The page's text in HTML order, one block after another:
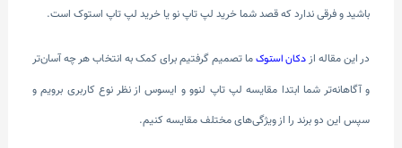
باشید و فرقی ندارد که قصد شما خرید لپ تاپ نو یا خرید لپ تاپ استوک است.
در این مقاله از دکان استوکما تصمیم گرفتیم برای کمک به انتخاب هر چه آسان‌تر
و آگاهانه‌تر شما ابتدا مقایسه لپ تاپ لنوو و ایسوس از نظر نوع کاربری برویم و
سپس این دو برند را از ویژگی‌های مختلف مقایسه کنیم.